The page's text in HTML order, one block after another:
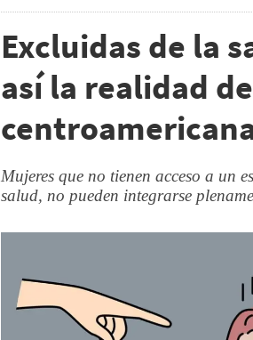
Excluidas de la
así la realidad
Mujeres que no tienen acceso a un
salud, no pueden integrarse